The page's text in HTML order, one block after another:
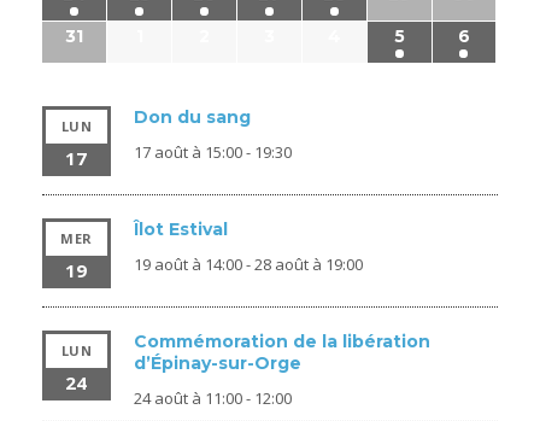
31
5 6
LUN
17
Don du sang
17 août à 15:00- 19:30
MER
19
Îlot Estival
19 août à 14:00-28 août à 19:00
LUN
24
Commémoration de la libération
d’Épinay-sur-Orge
24 août à 11:00- 12:00